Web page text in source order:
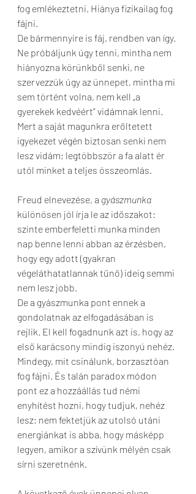
fog emlékeztetni. Hiánya fizikailag fog
fájni.
De bármennyire is fáj, rendben van így.
Ne próbáljunk úgy tenni, mintha nem
hiányozna körünkből senki, ne
szervezzük úgy az ünnepet, mintha mi
sem történt volna, nem kell „a
gyerekek kedvéért” vidámnak lenni.
Mert a saját magunkra erőltetett
igyekezet végén biztosan senki nem
lesz vidám; legtöbbször a fa alatt ér
utól minket a teljes összeomlás.
Freud elnevezése, a gyászmunka
különösen jól írja le az időszakot:
szinte emberfeletti munka minden
nap benne lenni abban az érzésben,
hogy egy adott (gyakran
végeláthatatlannak tűnő) ideig semmi
nem lesz jobb.
De a gyászmunka pont ennek a
gondolatnak az elfogadásában is
rejlik. El kell fogadnunk azt is, hogy az
első karácsony mindig iszonyú nehéz.
Mindegy, mit csinálunk, borzasztóan
fog fájni. És talán paradox módon
pont ez a hozzáállás tud némi
enyhítést hozni, hogy tudjuk, nehéz
lesz; nem fektetjük az utolsó utáni
energiánkat is abba, hogy másképp
legyen, amikor a szívünk mélyén csak
sírni szeretnénk.